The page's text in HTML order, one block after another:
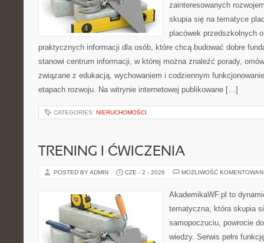
zainteresowanych
skupia się na tematyce
placówek przedszkolnych
praktycznych informacji dla osób, które chcą budować dobre
stanowi centrum informacji, w której można znaleźć porady,
związane z edukacją, wychowaniem i codziennym
etapach rozwoju. Na witrynie internetowej publikowane […]
CATEGORIES: NIERUCHOMOŚCI
TRENING I ĆWICZENIA
POSTED BY ADMIN CZE - 2 - 2026 MOŻLIWOŚĆ
AkademikaWF.pl to
tematyczna, która skupia
samopoczuciu, powrocie
wiedzy. Serwis pełni